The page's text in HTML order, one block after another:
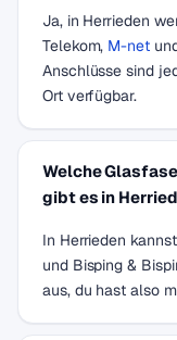
Ja, in Herrieden
Telekom, M-net
Anschlüsse sind
Ort verfügbar.
Welche
gibt es in
In Herrieden
und Bisping &
aus, du hast also